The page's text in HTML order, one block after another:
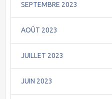
SEPTEMBRE 2023
AOÛT 2023
JUILLET 2023
JUIN 2023